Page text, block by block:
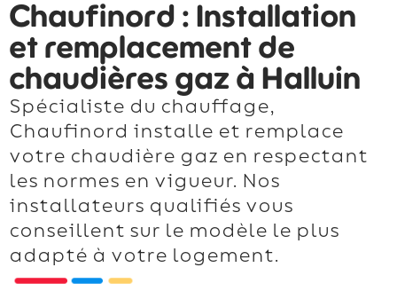
Chaufinord : Installation
et remplacement de
chaudières gaz à Halluin
Spécialiste du chauffage,
Chaufinord installe et remplace
votre chaudière gaz en respectant
les normes en vigueur. Nos
installateurs qualifiés vous
conseillent sur le modèle le plus
adapté à votre logement.